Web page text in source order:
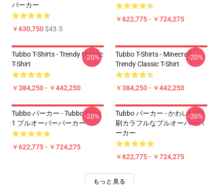
パーカー
￥630,750$43.5
￥622,775 - ￥724,275
Tubbo T-Shirts - Trendy Classic
T-Shirt
￥384,250 - ￥442,250
-20%
Tubbo T-Shirts - Minecraft
Trendy Classic T-Shirt
￥384,250 - ￥442,250
-20%
Tubbo パーカー - Tubbo &Bee
1 プルオーバーパーカー
￥622,775 - ￥724,275
-20%
Tubbo パーカー - かわいい印
刷カラフルなプルオーバーパ
ーカー
￥622,775 - ￥724,275
-20%
もっと見る